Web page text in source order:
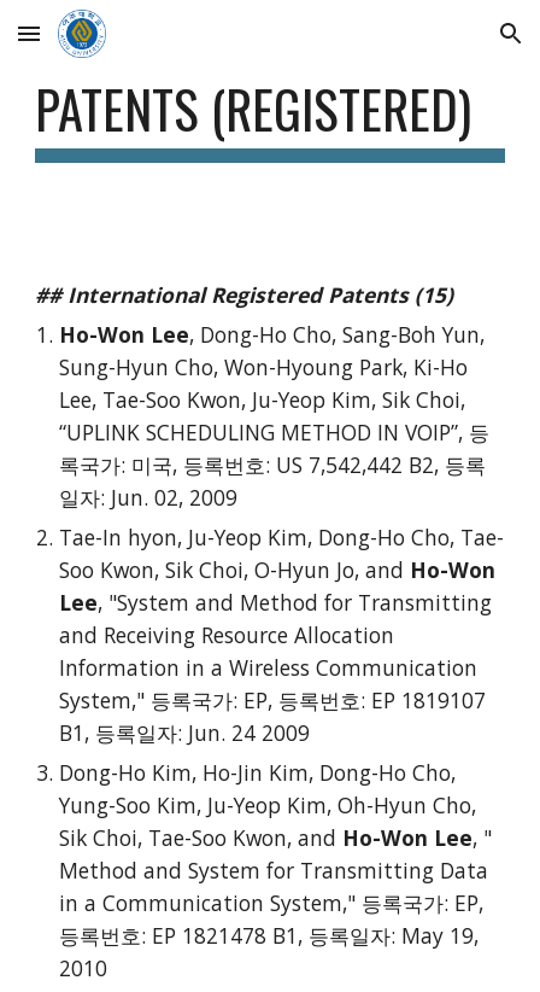
Skip to main content Skip to navigation
PATENTS (REGISTERED)
## International Registered Patents (15)
Ho-Won Lee, Dong-Ho Cho, Sang-Boh Yun,
Sung-Hyun Cho, Won-Hyoung Park, Ki-Ho
Lee, Tae-Soo Kwon, Ju-Yeop Kim, Sik Choi,
“UPLINK SCHEDULING METHOD IN VOIP”, 등
록국가: 미국, 등록번호: US 7,542,442 B2, 등록
일자: Jun. 02, 2009
Tae-In hyon, Ju-Yeop Kim, Dong-Ho Cho, Tae-
Soo Kwon, Sik Choi, O-Hyun Jo, and Ho-Won
Lee, "System and Method for Transmitting
and Receiving Resource Allocation
Information in a Wireless Communication
System," 등록국가: EP, 등록번호: EP 1819107
B1, 등록일자: Jun. 24 2009
Dong-Ho Kim, Ho-Jin Kim, Dong-Ho Cho,
Yung-Soo Kim, Ju-Yeop Kim, Oh-Hyun Cho,
Sik Choi, Tae-Soo Kwon, and Ho-Won Lee, "
Method and System for Transmitting Data
in a Communication System," 등록국가: EP,
등록번호: EP 1821478 B1, 등록일자: May 19,
2010